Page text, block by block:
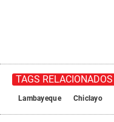
TAGS RELACIONADOS
Lambayeque Chiclayo